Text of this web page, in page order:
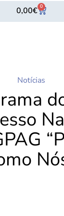
0,00€ 0
Notícias